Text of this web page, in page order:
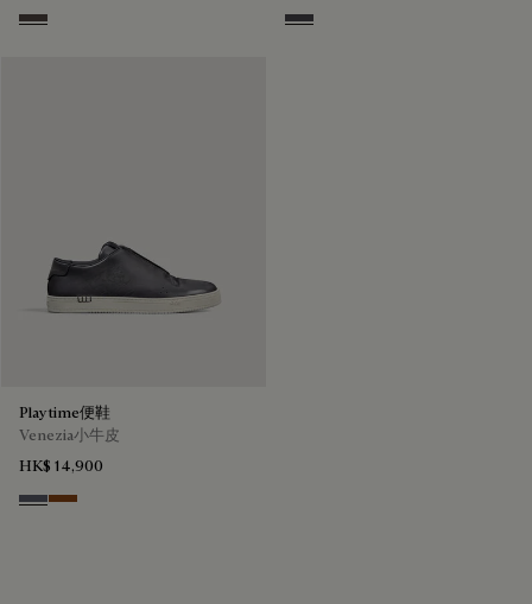
Grey Aluminio
Playtime便鞋
Venezia小牛皮
HK$ 14,900
Light Aluminio
Cacao Intenso